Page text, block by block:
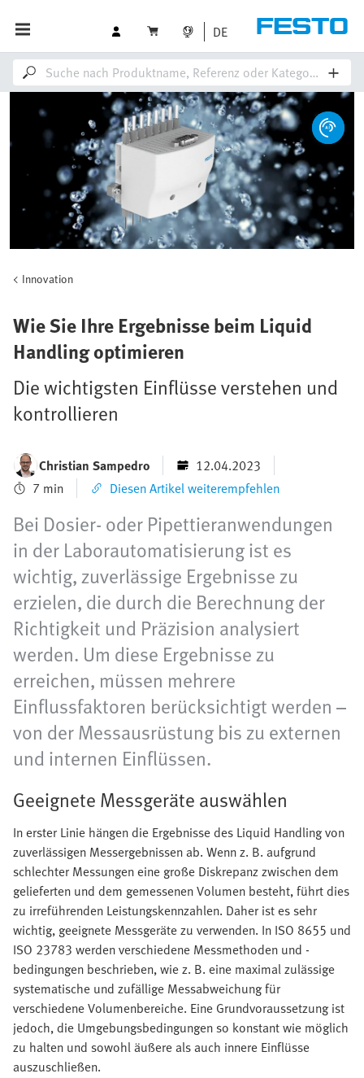
DE
Innovation
Wie Sie Ihre Ergebnisse beim Liquid
Handling optimieren
Die wichtigsten Einflüsse verstehen und
kontrollieren
Christian Sampedro
12.04.2023
7 min
Diesen Artikel weiterempfehlen
Bei Dosier- oder Pipettieranwendungen
in der Laborautomatisierung ist es
wichtig, zuverlässige Ergebnisse zu
erzielen, die durch die Berechnung der
Richtigkeit und Präzision analysiert
werden. Um diese Ergebnisse zu
erreichen, müssen mehrere
Einflussfaktoren berücksichtigt werden –
von der Messausrüstung bis zu externen
und internen Einflüssen.
Geeignete Messgeräte auswählen
In erster Linie hängen die Ergebnisse des Liquid Handling von
zuverlässigen Messergebnissen ab. Wenn z. B. aufgrund
schlechter Messungen eine große Diskrepanz zwischen dem
gelieferten und dem gemessenen Volumen besteht, führt dies
zu irreführenden Leistungskennzahlen. Daher ist es sehr
wichtig, geeignete Messgeräte zu verwenden. In ISO 8655 und
ISO 23783 werden verschiedene Messmethoden und -
bedingungen beschrieben, wie z. B. eine maximal zulässige
systematische und zufällige Messabweichung für
verschiedene Volumenbereiche. Eine Grundvoraussetzung ist
jedoch, die Umgebungsbedingungen so konstant wie möglich
zu halten und sowohl äußere als auch innere Einflüsse
auszuschließen.